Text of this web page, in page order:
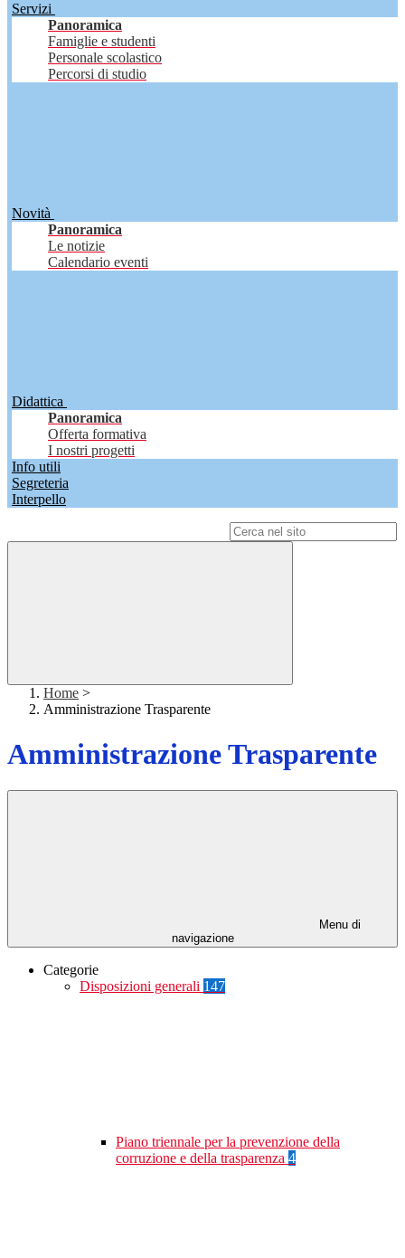
Servizi
Panoramica
Famiglie e studenti
Personale scolastico
Percorsi di studio
Novità
Panoramica
Le notizie
Calendario eventi
Didattica
Panoramica
Offerta formativa
I nostri progetti
Info utili
Segreteria
Interpello
Home >
Amministrazione Trasparente
Amministrazione Trasparente
Menu di
navigazione
Categorie
Disposizioni generali 147
Piano triennale per la prevenzione della
corruzione e della trasparenza 4